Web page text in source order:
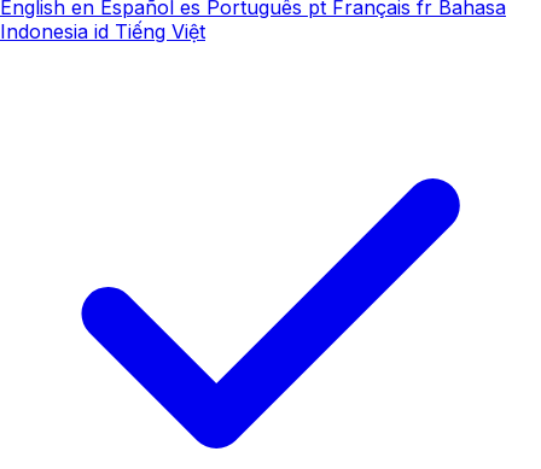
English en Español es Português pt Français fr Bahasa
Indonesia id Tiếng Việt